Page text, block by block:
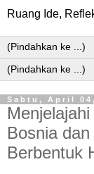
Ruang Ide,
Sabtu, April
Bosnia
Berbentuk